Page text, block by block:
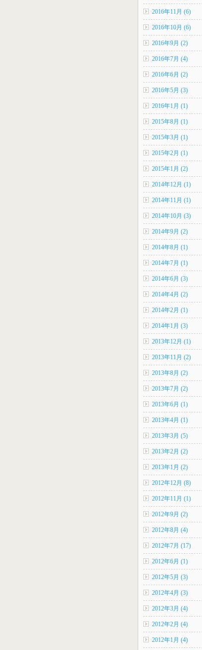
2016年11月 (6)
2016年10月 (6)
2016年9月 (2)
2016年7月 (4)
2016年6月 (2)
2016年5月 (3)
2016年1月 (1)
2015年8月 (1)
2015年3月 (1)
2015年2月 (1)
2015年1月 (2)
2014年12月 (1)
2014年11月 (1)
2014年10月 (3)
2014年9月 (2)
2014年8月 (1)
2014年7月 (1)
2014年6月 (3)
2014年4月 (2)
2014年2月 (1)
2014年1月 (3)
2013年12月 (1)
2013年11月 (2)
2013年8月 (2)
2013年7月 (2)
2013年6月 (1)
2013年4月 (1)
2013年3月 (5)
2013年2月 (2)
2013年1月 (2)
2012年12月 (8)
2012年11月 (1)
2012年9月 (2)
2012年8月 (4)
2012年7月 (17)
2012年6月 (1)
2012年5月 (3)
2012年4月 (3)
2012年3月 (4)
2012年2月 (4)
2012年1月 (4)